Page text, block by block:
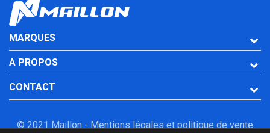
MARQUES
A PROPOS
CONTACT
© 2021 Maillon - Mentions légales et politique de vente